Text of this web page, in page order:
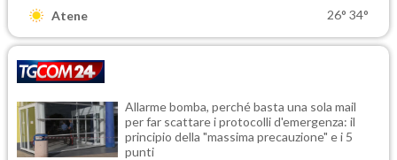
Atene 26° 34°
Allarme bomba, perché basta una sola mail
per far scattare i protocolli d'emergenza: il
principio della "massima precauzione" e i 5
punti